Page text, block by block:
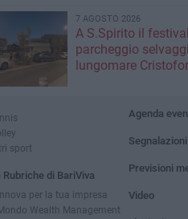
7 AGOSTO 2026
A S.Spirito il
parcheggio
lungomare
sport
Rubriche di BariViva
per la tua impresa
Wealth Management
Agenda
Previsioni
Video